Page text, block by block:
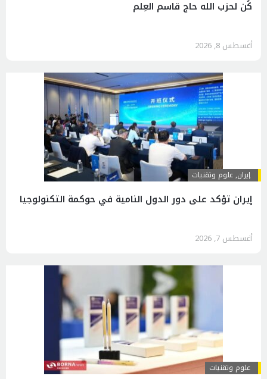
كُن لحزب الله حاج قاسم العِلم
أغسطس 8, 2026
إيران,علوم وتقنيات
إيران تؤكد على دور الدول النامية في حوكمة التكنولوجيا
أغسطس 7, 2026
علوم وتقنيات